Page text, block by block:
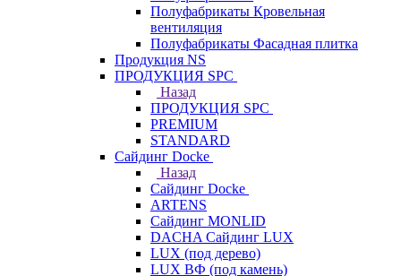
Полуфабрикаты Кровельная
вентиляция
Полуфабрикаты Фасадная плитка
Продукция NS
ПРОДУКЦИЯ SPC
Назад
ПРОДУКЦИЯ SPC
PREMIUM
STANDARD
Сайдинг Docke
Назад
Сайдинг Docke
ARTENS
Cайдинг MONLID
DACHA Сайдинг LUX
LUX (под дерево)
LUX ВФ (под камень)